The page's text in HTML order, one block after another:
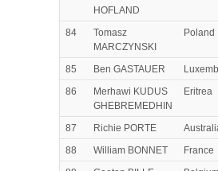
HOFLAND
84
Tomasz
MARCZYNSKI
Poland
85 Ben GASTAUER
86
Merhawi KUDUS
GHEBREMEDHIN
Eritrea
87 Richie PORTE
88
William BONNET France